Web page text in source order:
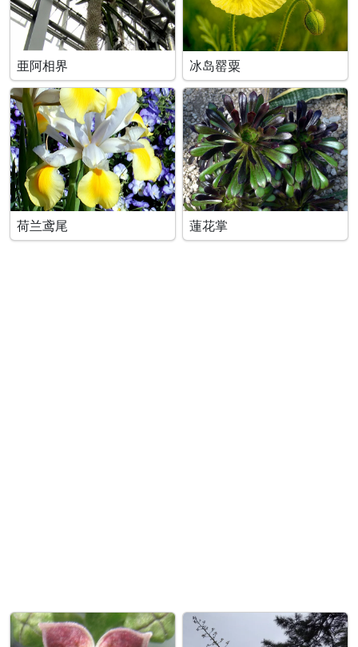
亜阿相界 冰岛罂粟
荷兰鸢尾 蓮花掌